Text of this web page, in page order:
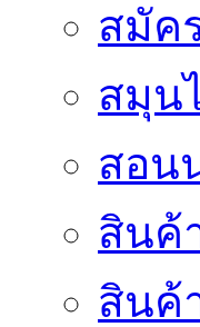
สมัค
สมุน
สอน
สินค้
สินค้